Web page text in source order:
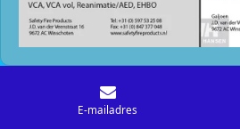
E-mailadres